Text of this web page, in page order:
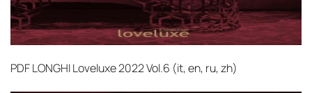
PDFLONGHI Loveluxe 2022 Vol.6 (it, en, ru, zh)‎